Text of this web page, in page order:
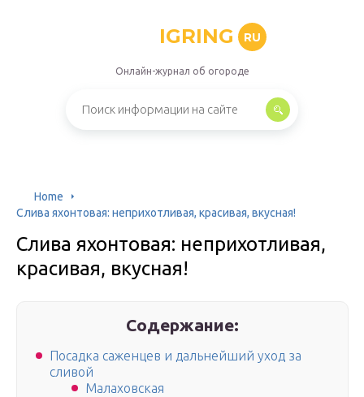
IGRING RU
Онлайн-журнал об огороде
Home
Слива яхонтовая: неприхотливая, красивая, вкусная!
Слива яхонтовая: неприхотливая,
красивая, вкусная!
Содержание:
Посадка саженцев и дальнейший уход за
сливой
Малаховская